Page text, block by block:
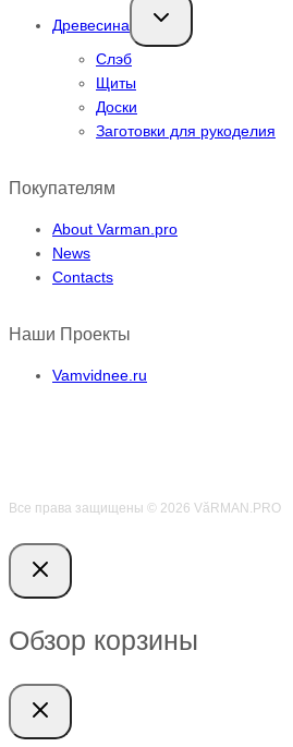
Древесина
Переключить
дочернее
Слэб
Щиты
Доски
Заготовки для рукоделия
Покупателям
About Varman.pro
News
Contacts
Наши Проекты
Vamvidnee.ru
Все права защищены © 2026 VӑRMAN.PRO
Обзор корзины